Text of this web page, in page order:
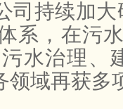
司持续加
系，在污
水治理、
领域再获多